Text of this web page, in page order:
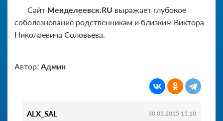
Сайт Менделеевск.RU выражает глубокое
соболезнование родственникам и близким Виктора
Николаевича Соловьева.
Автор: Админ
ALX_SAL 30.03.2015 15:10